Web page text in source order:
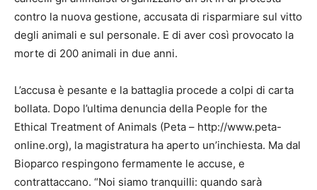
contro la nuova gestione, accusata di risparmiare sul vitto
degli animali e sul personale. E di aver così provocato la
morte di 200 animali in due anni.
L’accusa è pesante e la battaglia procede a colpi di carta
bollata. Dopo l’ultima denuncia della People for the
Ethical Treatment of Animals (Peta – http://www.peta-
online.org), la magistratura ha aperto un’inchiesta. Ma dal
Bioparco respingono fermamente le accuse, e
contrattaccano. “Noi siamo tranquilli: quando sarà